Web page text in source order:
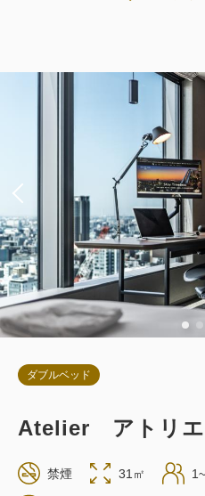
現地払い・
in 14:00~ / out 11:00まで
お部屋のみ
返金不可 素泊まり
ダブルベッド
Atelier アトリ
禁煙 31㎡